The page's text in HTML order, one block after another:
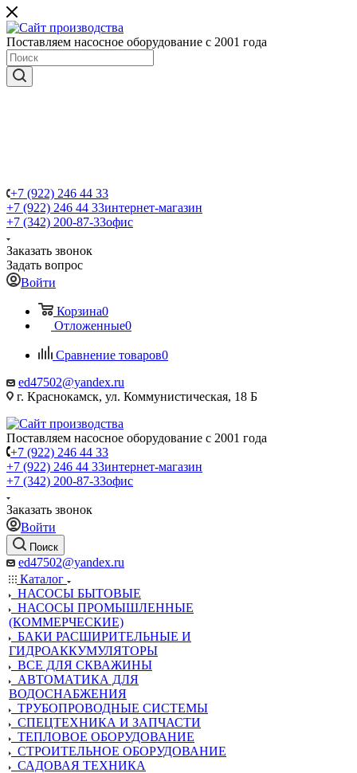
Поставляем насосное оборудование с 2001 года
+7 (922) 246 44 33
+7 (922) 246 44 33интернет-магазин
+7 (342) 200-87-33офис
Заказать звонок
Задать вопрос
Войти
Корзина0
Отложенные0
Сравнение товаров0
ed47502@yandex.ru
г. Краснокамск, ул. Коммунистическая, 18 Б
Поставляем насосное оборудование с 2001 года
+7 (922) 246 44 33
+7 (922) 246 44 33интернет-магазин
+7 (342) 200-87-33офис
Заказать звонок
Войти
Поиск
ed47502@yandex.ru
Каталог
НАСОСЫ БЫТОВЫЕ
НАСОСЫ ПРОМЫШЛЕННЫЕ
(КОММЕРЧЕСКИЕ)
БАКИ РАСШИРИТЕЛЬНЫЕ И
ГИДРОАККУМУЛЯТОРЫ
ВСЕ ДЛЯ СКВАЖИНЫ
АВТОМАТИКА ДЛЯ
ВОДОСНАБЖЕНИЯ
ТРУБОПРОВОДНЫЕ СИСТЕМЫ
СПЕЦТЕХНИКА И ЗАПЧАСТИ
ТЕПЛОВОЕ ОБОРУДОВАНИЕ
СТРОИТЕЛЬНОЕ ОБОРУДОВАНИЕ
САДОВАЯ ТЕХНИКА